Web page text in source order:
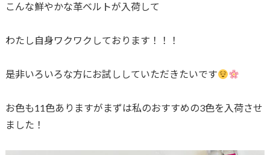
こんな鮮やかな革ベルトが入荷して
わたし自身ワクワクしております！！！
是非いろいろな方にお試ししていただきたいです
お色も11色ありますがまずは私のおすすめの3色を入荷させ
ました！